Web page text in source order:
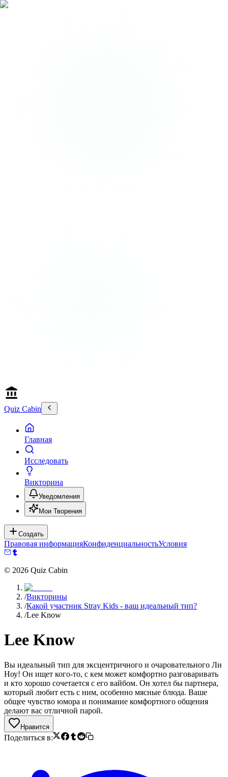
Quiz Cabin
Главная
Исследовать
Викторина
Уведомления
Мои Творения
Создать
Правовая информацияКонфиденциальностьУсловия
© 2026 Quiz Cabin
/Викторины
/Какой участник Stray Kids - ваш идеальный тип?
/Lee Know
Lee Know
Вы идеальный тип для эксцентричного и очаровательного Ли
Ноу! Он ищет кого-то, с кем может комфортно разговаривать
и кто хорошо сочетается с его вайбом. Он хотел бы партнера,
который любит есть с ним, особенно мясные блюда. Ваше
общее чувство юмора и понимание комфортного общения
делают вас отличной парой.
Нравится
Поделиться в: